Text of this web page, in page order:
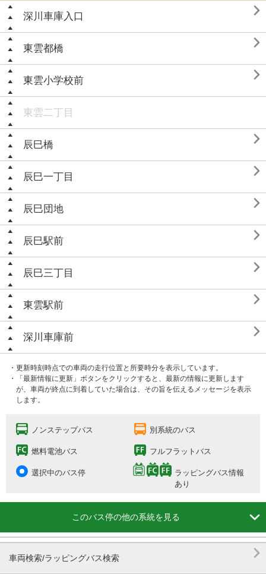
深川車庫入口 
東雲都橋 
東雲小学校前 
東雲二丁目
辰巳橋 
辰巳一丁目 
辰巳団地 
辰巳駅前 
辰巳三丁目 
東雲駅前 
深川車庫前 
・更新時刻時点での車両の走行位置と所要時分を表示しています。
・「最新情報に更新」ボタンをクリックすると、最新の情報に更新します
が、車両が終点に到着していた場合は、その旨を伝えるメッセージを表示
します。
ノンステップバス 別系統のバス
燃料電池バス フルフラットバス
選択中のバス停
ラッピングバス情報
あり
このバス停の他の系統を見る 
車両検索/ラッピングバス検索 